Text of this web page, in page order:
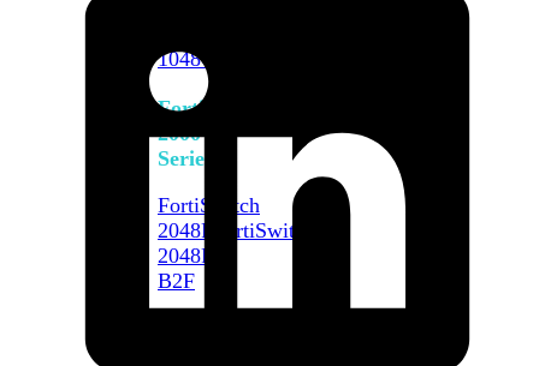
1048G
FortiSwitch
2000
Series
FortiSwitch
2048F
FortiSwitch
2048F-
B2F